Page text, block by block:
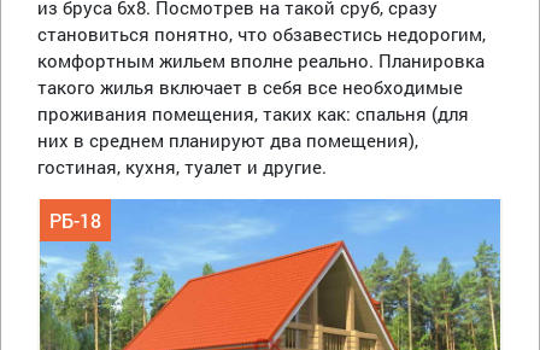
из бруса 6х8. Посмотрев на такой сруб, сразу
становиться понятно, что обзавестись недорогим,
комфортным жильем вполне реально. Планировка
такого жилья включает в себя все необходимые
проживания помещения, таких как: спальня (для
них в среднем планируют два помещения),
гостиная, кухня, туалет и другие.
РБ-18